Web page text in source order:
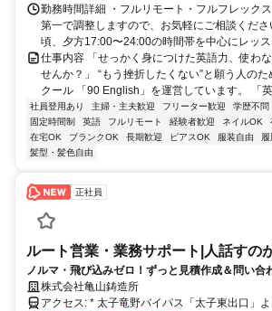
勤務時間詳細 ・フルリモート・フルフレック
第一で調整しますので、お気軽にご相談くだ
頃、夕方17:00〜24:00の時間帯を中心にレッス
仕事内容 「せっかく身につけた英語力、使わ
せんか？」 “もう挫折したくない”と願う人の
クール 「90 English」を運営しています。 「英
社員登用あり 主婦・主夫歓迎 フリーター歓迎 学歴不問
固定時間制
英語 フルリモート 経験者歓迎 ネイルOK
在宅OK
ブランクOK 長期歓迎 ピアスOK 服装自由
髪型・髪色自由
正社員
ルート営業・業務サポート|人話すの
ノルマ・飛び込みゼロ！ずっと見積作成＆問い合
ん！！社内・社外の人と話すのが好きな方へ。
株式会社亀山鋳造所
アクセス: * 太子竜野バイパス「太子東出口」より車で約3分 * JR山陽